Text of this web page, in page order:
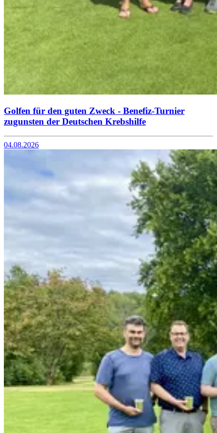
Golfen für den guten Zweck - Benefiz-Turnier
zugunsten der Deutschen Krebshilfe
04.08.2026